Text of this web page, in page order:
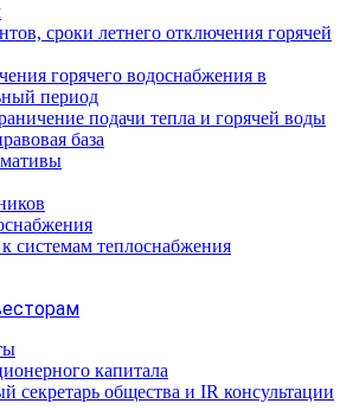
сроки летнего отключения горячей
горячего водоснабжения в
период
подачи тепла и горячей воды
база
системам теплоснабжения
капитала
секретарь общества и IR консультации